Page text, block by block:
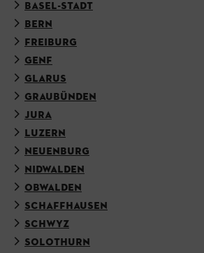
BASEL-STADT
BERN
FREIBURG
GENF
GLARUS
GRAUBÜNDEN
JURA
LUZERN
NEUENBURG
NIDWALDEN
OBWALDEN
SCHAFFHAUSEN
SCHWYZ
SOLOTHURN